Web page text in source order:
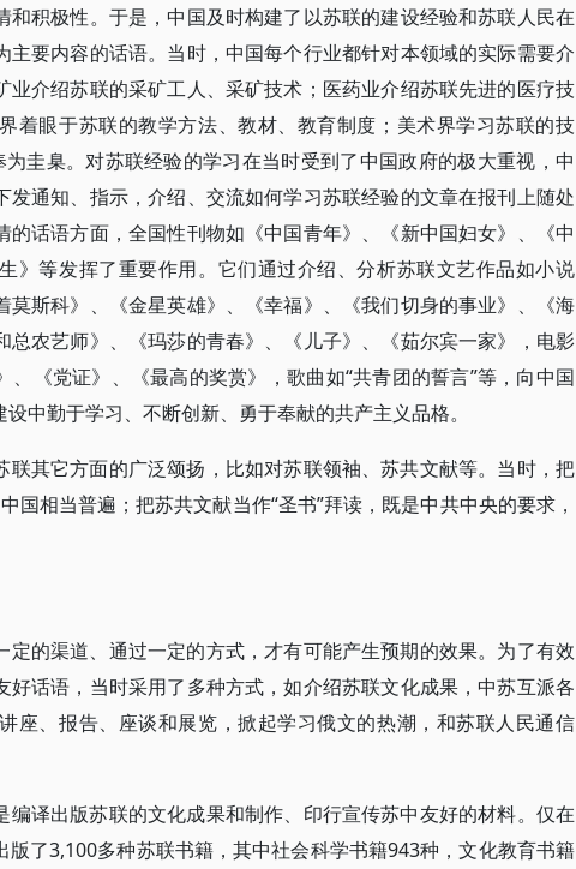
和积极性。于是，中国及时构建了以苏联的建设经验和苏联人民在
主要内容的话语。当时，中国每个行业都针对本领域的实际需要介
介绍苏联的采矿工人、采矿技术；医药业介绍苏联先进的医疗技
着眼于苏联的教学方法、教材、教育制度；美术界学习苏联的技
圭臬。对苏联经验的学习在当时受到了中国政府的极大重视，中
通知、指示，介绍、交流如何学习苏联经验的文章在报刊上随处
话语方面，全国性刊物如《中国青年》、《新中国妇女》、《中
》等发挥了重要作用。它们通过介绍、分析苏联文艺作品如小说
莫斯科》、《金星英雄》、《幸福》、《我们切身的事业》、《海
总农艺师》、《玛莎的青春》、《儿子》、《茹尔宾一家》，电影
、《党证》、《最高的奖赏》，歌曲如“共青团的誓言”等，向中国
中勤于学习、不断创新、勇于奉献的共产主义品格。
联其它方面的广泛颂扬，比如对苏联领袖、苏共文献等。当时，把
国相当普遍；把苏共文献当作“圣书”拜读，既是中共中央的要求，
定的渠道、通过一定的方式，才有可能产生预期的效果。为了有效
话语，当时采用了多种方式，如介绍苏联文化成果，中苏互派各
座、报告、座谈和展览，掀起学习俄文的热潮，和苏联人民通信
编译出版苏联的文化成果和制作、印行宣传苏中友好的材料。仅在
了3,100多种苏联书籍，其中社会科学书籍943种，文化教育书籍